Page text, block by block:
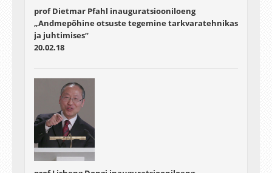
prof Dietmar Pfahl inauguratsiooniloeng
„Andmepõhine otsuste tegemine tarkvaratehnikas
ja juhtimises“
20.02.18